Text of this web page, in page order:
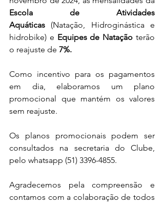
Escola de Atividades
Aquáticas (Natação, Hidroginástica e
hidrobike) e Equipes de Natação terão
o reajuste de 7%.
Como incentivo para os pagamentos
em dia, elaboramos um plano
promocional que mantém os valores
sem reajuste.
Os planos promocionais podem ser
consultados na secretaria do Clube,
pelo whatsapp (51) 3396-4855.
Agradecemos pela compreensão e
contamos com a colaboração de todos